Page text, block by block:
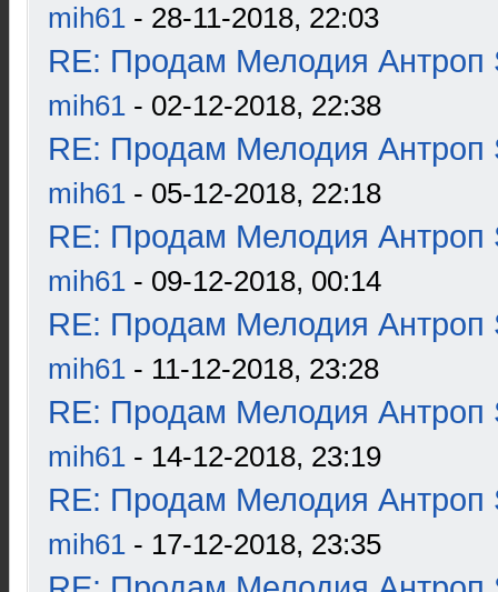
mih61 - 28-11-2018, 22:03
RE: Продам Мелодия Антроп
mih61 - 02-12-2018, 22:38
RE: Продам Мелодия Антроп
mih61 - 05-12-2018, 22:18
RE: Продам Мелодия Антроп
mih61 - 09-12-2018, 00:14
RE: Продам Мелодия Антроп
mih61 - 11-12-2018, 23:28
RE: Продам Мелодия Антроп
mih61 - 14-12-2018, 23:19
RE: Продам Мелодия Антроп
mih61 - 17-12-2018, 23:35